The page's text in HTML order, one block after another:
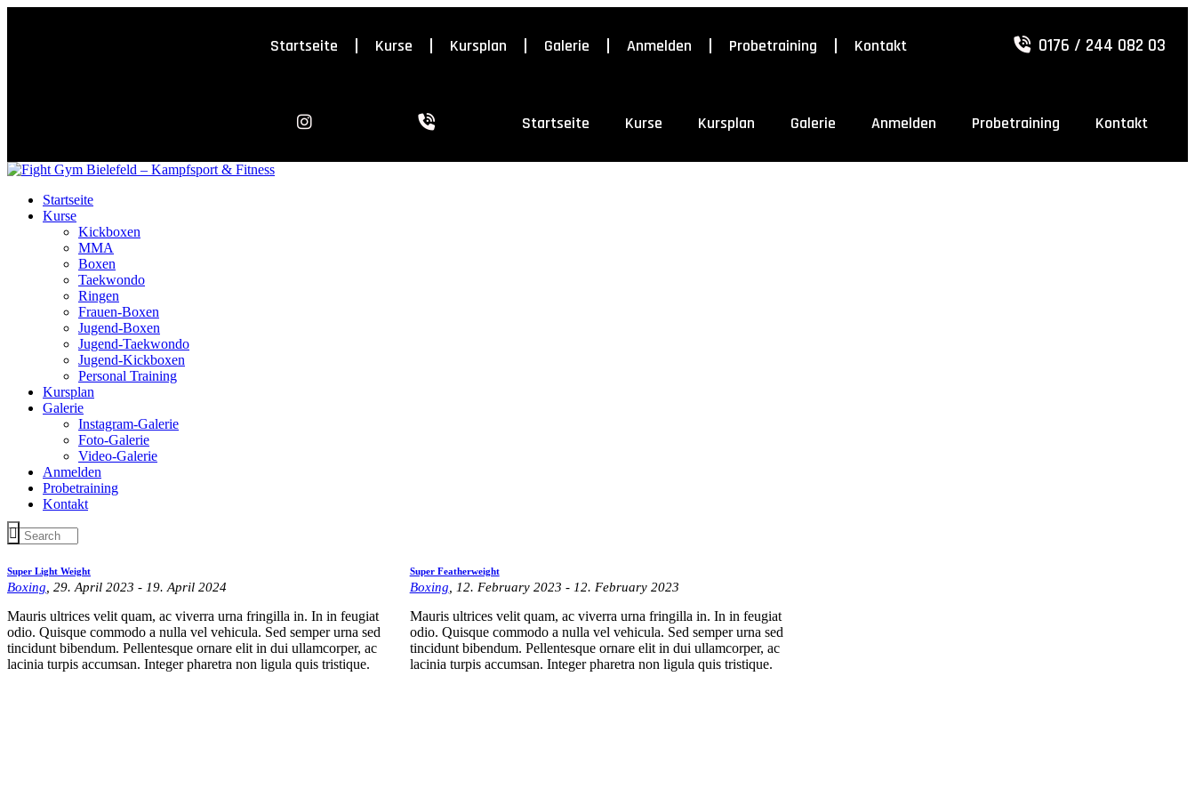
Startseite Kurse Kursplan Galerie Anmelden Probetraining Kontakt 0176 / 244 082 03
Startseite Kurse Kursplan Galerie Anmelden Probetraining Kontakt
Startseite
Kurse
Kickboxen
MMA
Boxen
Taekwondo
Ringen
Frauen-Boxen
Jugend-Boxen
Jugend-Taekwondo
Jugend-Kickboxen
Personal Training
Kursplan
Galerie
Instagram-Galerie
Foto-Galerie
Video-Galerie
Anmelden
Probetraining
Kontakt
Super Light Weight
Boxing, 29. April 2023 - 19. April 2024
Mauris ultrices velit quam, ac viverra urna fringilla in. In in feugiat
odio. Quisque commodo a nulla vel vehicula. Sed semper urna sed
tincidunt bibendum. Pellentesque ornare elit in dui ullamcorper, ac
lacinia turpis accumsan. Integer pharetra non ligula quis tristique.
Super Featherweight
Boxing, 12. February 2023 - 12. February 2023
Mauris ultrices velit quam, ac viverra urna fringilla in. In in feugiat
odio. Quisque commodo a nulla vel vehicula. Sed semper urna sed
tincidunt bibendum. Pellentesque ornare elit in dui ullamcorper, ac
lacinia turpis accumsan. Integer pharetra non ligula quis tristique.